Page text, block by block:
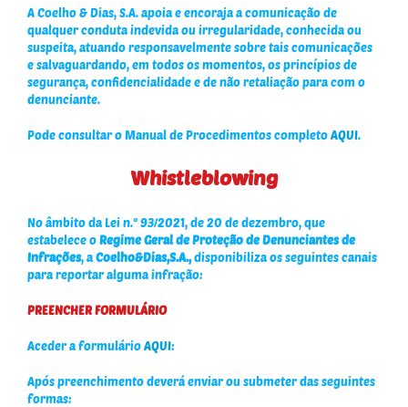
A Coelho & Dias, S.A. apoia e encoraja a comunicação de
qualquer conduta indevida ou irregularidade, conhecida ou
suspeita, atuando responsavelmente sobre tais comunicações
e salvaguardando, em todos os momentos, os princípios de
segurança, confidencialidade e de não retaliação para com o
denunciante.
Pode consultar o Manual de Procedimentos completoAQUI.
Whistleblowing
No âmbito da Lei n.º 93/2021, de 20 de dezembro, que
estabelece oRegime Geral de Proteção de Denunciantes de
Infrações, aCoelho&Dias,S.A.,disponibiliza os seguintes canais
para reportar alguma infração:
PREENCHER FORMULÁRIO
Aceder a formulárioAQUI:
Após preenchimento deverá enviar ou submeter das seguintes
formas: